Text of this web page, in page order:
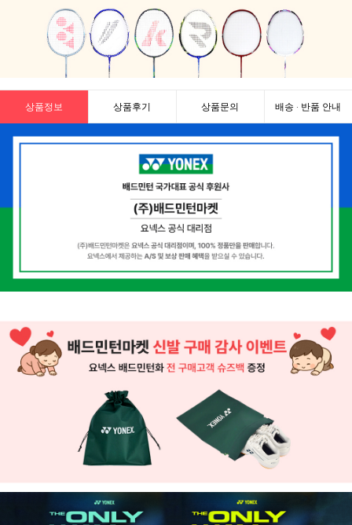
상품정보 상품후기 상품문의 배송 · 반품 안내